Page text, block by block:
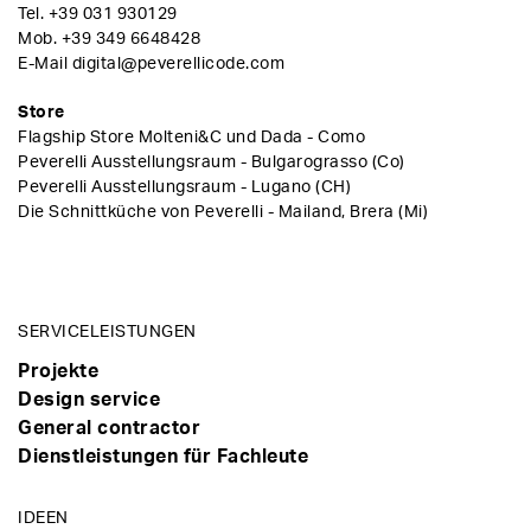
Tel. +39 031 930129
Mob. +39 349 6648428
E-Mail digital@peverellicode.com
Store
Flagship Store Molteni&C und Dada - Como
Peverelli Ausstellungsraum - Bulgarograsso (Co)
Peverelli Ausstellungsraum - Lugano (CH)
Die Schnittküche von Peverelli - Mailand, Brera (Mi)
SERVICELEISTUNGEN
Projekte
Design service
General contractor
Dienstleistungen für Fachleute
IDEEN